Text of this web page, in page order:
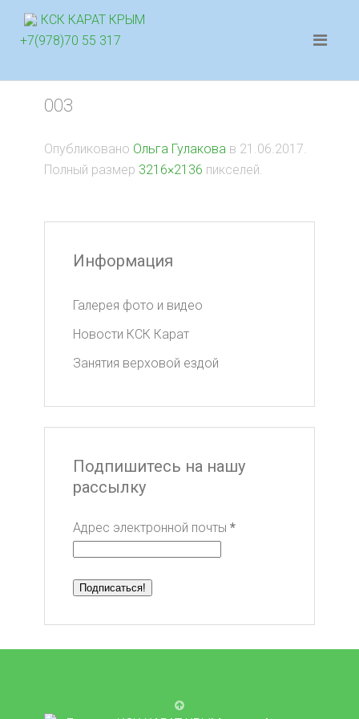
КСК КАРАТ КРЫМ
+7(978)70 55 317
003
Опубликовано Ольга Гулакова в 21.06.2017.
Полный размер 3216×2136 пикселей.
Информация
Галерея фото и видео
Новости КСК Карат
Занятия верховой ездой
Подпишитесь на нашу
рассылку
Адрес электронной почты *